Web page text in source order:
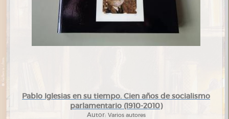
Pablo Iglesias en su tiempo. Cien años de socialismo
parlamentario (1910-2010)
Autor: Varios autores